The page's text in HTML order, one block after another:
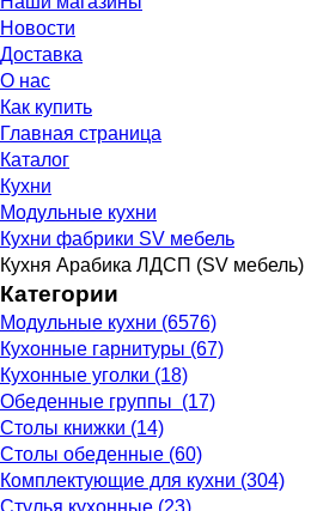
Новости
Доставка
О нас
Как купить
Главная страница
Каталог
Кухни
Модульные кухни
Кухни фабрики SV мебель
Кухня Арабика ЛДСП (SV мебель)
Категории
Модульные кухни (6576)
Кухонные гарнитуры (67)
Кухонные уголки (18)
Обеденные группы (17)
Столы книжки (14)
Столы обеденные (60)
Комплектующие для кухни (304)
Стулья кухонные (23)